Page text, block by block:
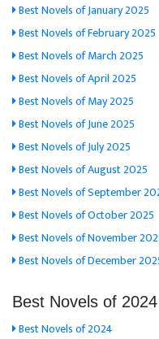
Best Novels of January 2025
Best Novels of February 2025
Best Novels of March 2025
Best Novels of April 2025
Best Novels of May 2025
Best Novels of June 2025
Best Novels of July 2025
Best Novels of August 2025
Best Novels of September
Best Novels of October 2025
Best Novels of November
Best Novels of December
Best Novels of 2024
Best Novels of 2024